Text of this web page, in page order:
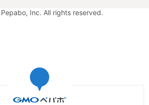
Inc. All rights reserved.